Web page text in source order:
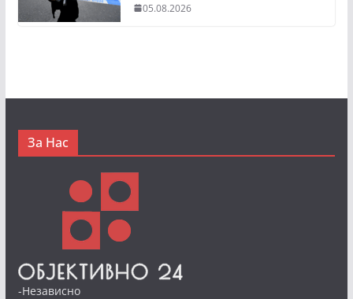
05.08.2026
За Нас
-Независно